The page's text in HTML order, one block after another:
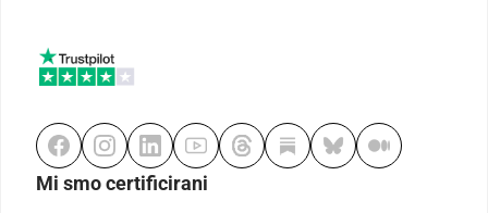
Mi smo certificirani